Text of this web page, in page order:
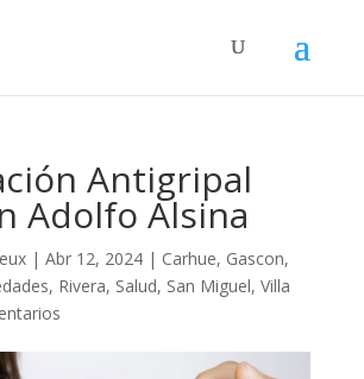
Antigripal
Adolfo Alsina
| Abr 12, 2024| Carhue, Gascon,
, Rivera, Salud, San Miguel, Villa